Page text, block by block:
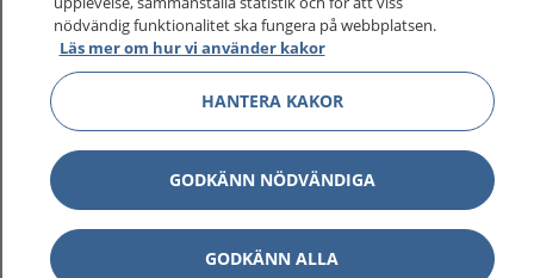
1177 på flera språk Visa
Om 1177 Visa
Kontakt Visa
nödvändig funktionalitet ska fungera på webbplatsen.
Läs mer om hur vi använder kakor
HANTERA KAKOR
GODKÄNN NÖDVÄNDIGA
GODKÄNN ALLA